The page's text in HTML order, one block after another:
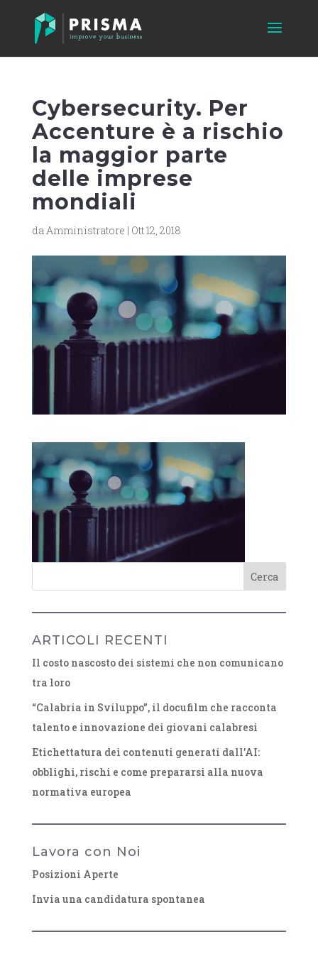
Cybersecurity. Per
Accenture è a rischio
la maggior parte
delle imprese
mondiali
daAmministratore | Ott 12, 2018
ARTICOLI RECENTI
Il costo nascosto dei sistemi che non comunicano
tra loro
“Calabria in Sviluppo”, il docufilm che racconta
talento e innovazione dei giovani calabresi
Etichettatura dei contenuti generati dall’AI:
obblighi, rischi e come prepararsi alla nuova
normativa europea
Lavora con Noi
Posizioni Aperte
Invia una candidatura spontanea